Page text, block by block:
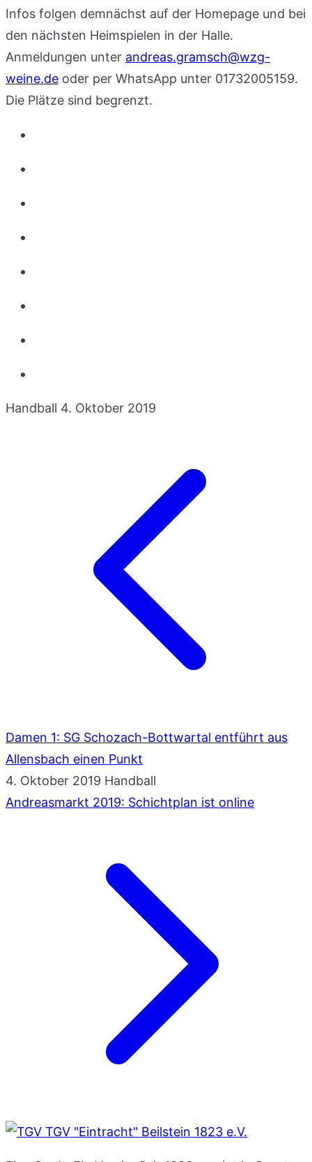
Infos folgen demnächst auf der Homepage und bei
den nächsten Heimspielen in der Halle.
Anmeldungen unter andreas.gramsch@wzg-
weine.de oder per WhatsApp unter 01732005159.
Die Plätze sind begrenzt.
Handball 4. Oktober 2019
Damen 1: SG Schozach-Bottwartal entführt aus
Allensbach einen Punkt
4. Oktober 2019 Handball
Andreasmarkt 2019: Schichtplan ist online
TGV "Eintracht" Beilstein 1823 e.V.